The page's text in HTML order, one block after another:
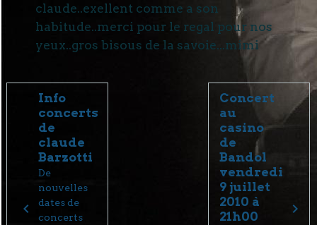
claude..exellent comme a son
habitude..merci pour le regal pour nos
yeux..gros bisous de la savoie...mimi
Info
concerts
de
claude
Barzotti
De
nouvelles
dates de
concerts
Concert
au
casino
de
Bandol
vendredi
9 juillet
2010 à
21h00